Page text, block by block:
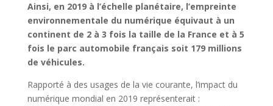
Ainsi, en 2019 à l’échelle planétaire, l’empreinte
environnementale du numérique équivaut à un
continent de 2 à 3 fois la taille de la France et à 5
fois le parc automobile français soit 179 millions
de véhicules.
Rapporté à des usages de la vie courante, l’impact du
numérique mondial en 2019 représenterait :